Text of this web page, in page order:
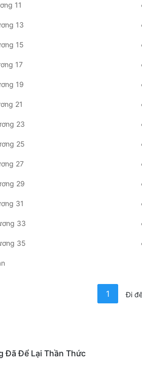
11
13
15
17
19
21
23
25
27
29
31
33
35
1 Đi
Đã Để Lại Thần Thức